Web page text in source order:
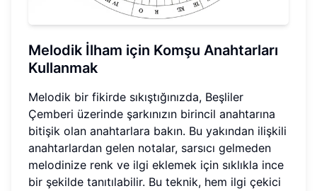
Melodik İlham için Komşu Anahtarları
Kullanmak
Melodik bir fikirde sıkıştığınızda, Beşliler
Çemberi üzerinde şarkınızın birincil anahtarına
bitişik olan anahtarlara bakın. Bu yakından ilişkili
anahtarlardan gelen notalar, sarsıcı gelmeden
melodinize renk ve ilgi eklemek için sıklıkla ince
bir şekilde tanıtılabilir. Bu teknik, hem ilgi çekici